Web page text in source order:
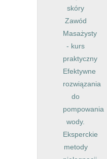
skóry
Zawód
Masażysty
- kurs
praktyczny
Efektywne
rozwiązania
do
pompowania
wody.
Eksperckie
metody